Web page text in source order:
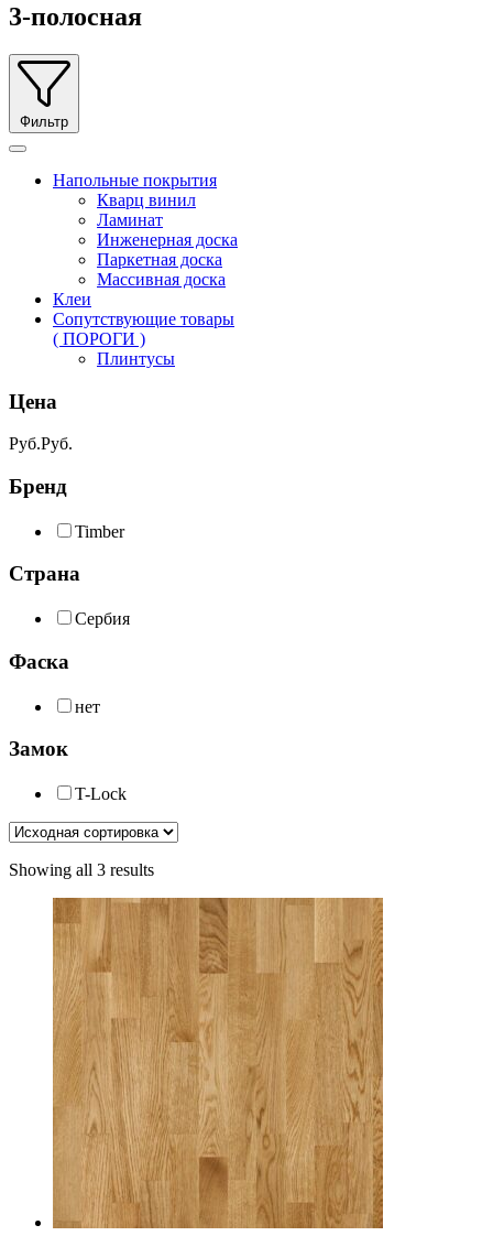
3-полосная
Фильтр
Напольные покрытия
Кварц винил
Ламинат
Инженерная доска
Паркетная доска
Массивная доска
Клеи
Сопутствующие товары
( ПОРОГИ )
Плинтусы
Цена
Руб.Руб.
Бренд
Timber
Страна
Сербия
Фаска
нет
Замок
T-Lock
Showing all 3 results